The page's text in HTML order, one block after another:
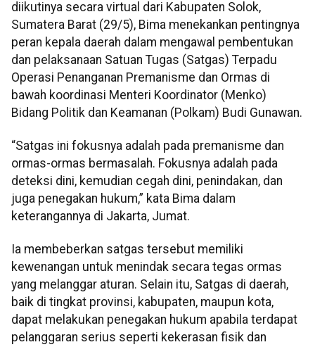
diikutinya secara virtual dari Kabupaten Solok,
Sumatera Barat (29/5), Bima menekankan pentingnya
peran kepala daerah dalam mengawal pembentukan
dan pelaksanaan Satuan Tugas (Satgas) Terpadu
Operasi Penanganan Premanisme dan Ormas di
bawah koordinasi Menteri Koordinator (Menko)
Bidang Politik dan Keamanan (Polkam) Budi Gunawan.
“Satgas ini fokusnya adalah pada premanisme dan
ormas-ormas bermasalah. Fokusnya adalah pada
deteksi dini, kemudian cegah dini, penindakan, dan
juga penegakan hukum,” kata Bima dalam
keterangannya di Jakarta, Jumat.
Ia membeberkan satgas tersebut memiliki
kewenangan untuk menindak secara tegas ormas
yang melanggar aturan. Selain itu, Satgas di daerah,
baik di tingkat provinsi, kabupaten, maupun kota,
dapat melakukan penegakan hukum apabila terdapat
pelanggaran serius seperti kekerasan fisik dan